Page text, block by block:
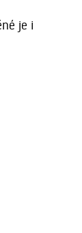
je i